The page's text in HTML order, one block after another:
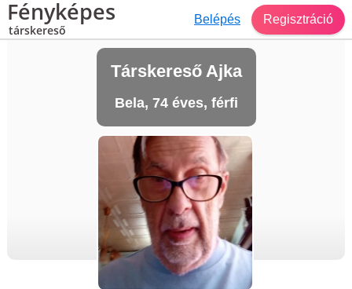
Fényképes
társkereső
Belépés Regisztráció
Társkereső Ajka
Bela, 74 éves, férfi